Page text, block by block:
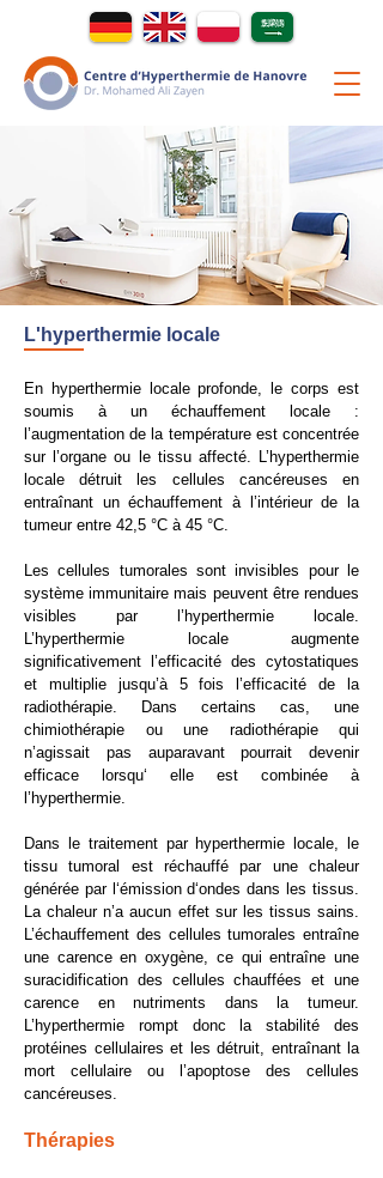
L'hyperthermie locale
En hyperthermie locale profonde, le corps est
soumis à un échauffement locale :
l’augmentation de la température est concentrée
sur l’organe ou le tissu affecté. L’hyperthermie
locale détruit les cellules cancéreuses en
entraînant un échauffement à l’intérieur de la
tumeur entre 42,5 °C à 45 °C.
Les cellules tumorales sont invisibles pour le
système immunitaire mais peuvent être rendues
visibles par l’hyperthermie locale.
L’hyperthermie locale augmente
significativement l’efficacité des cytostatiques
et multiplie jusqu’à 5 fois l’efficacité de la
radiothérapie. Dans certains cas, une
chimiothérapie ou une radiothérapie qui
n’agissait pas auparavant pourrait devenir
efficace lorsqu‘ elle est combinée à
l’hyperthermie.
Dans le traitement par hyperthermie locale, le
tissu tumoral est réchauffé par une chaleur
générée par l‘émission d‘ondes dans les tissus.
La chaleur n’a aucun effet sur les tissus sains.
L’échauffement des cellules tumorales entraîne
une carence en oxygène, ce qui entraîne une
suracidification des cellules chauffées et une
carence en nutriments dans la tumeur.
L’hyperthermie rompt donc la stabilité des
protéines cellulaires et les détruit, entraînant la
mort cellulaire ou l’apoptose des cellules
cancéreuses.
Thérapies